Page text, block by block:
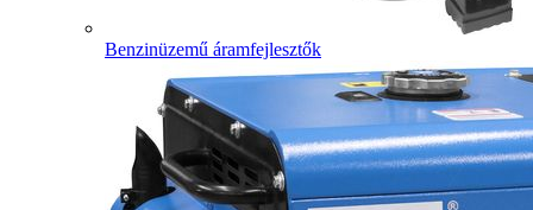
Benzinüzemű áramfejlesztők